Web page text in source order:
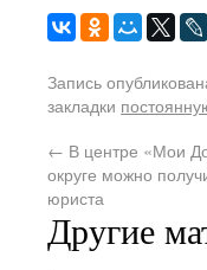
Запись
закладки
← В центре «Мои
округе можно
юриста
Другие